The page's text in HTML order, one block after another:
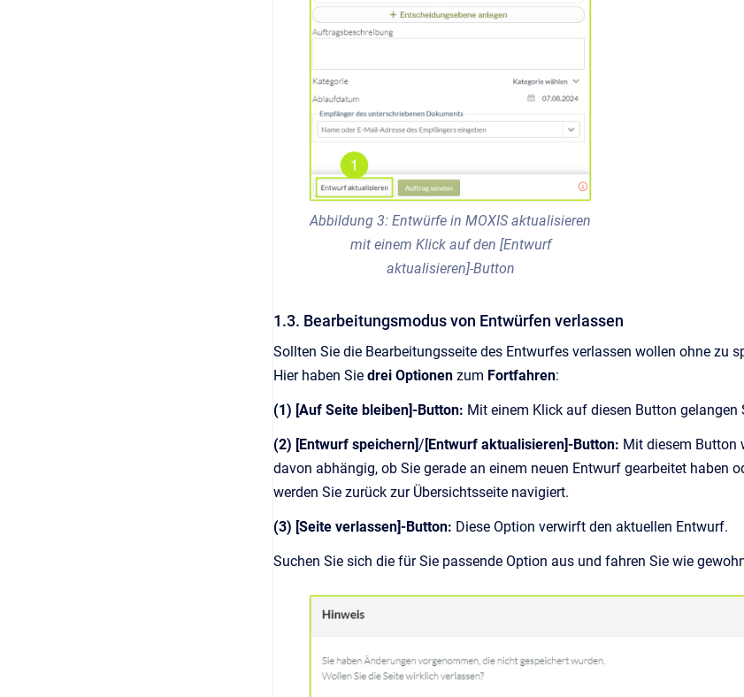
Abbildung 3: Entwürfe in MOXIS aktualisieren
mit einem Klick auf den [Entwurf
aktualisieren]-Button
1.3. Bearbeitungsmodus von Entwürfen verlassen
Sollten Sie die Bearbeitungsseite des Entwurfes verlassen wollen ohne zu
Hier haben Sie drei Optionen zum Fortfahren:
(1) [Auf Seite bleiben]-Button: Mit einem Klick auf diesen Button
(2) [Entwurf speichern]/ [Entwurf aktualisieren]-Button: Mit diesem Button
davon abhängig, ob Sie gerade an einem neuen Entwurf gearbeitet haben
werden Sie zurück zur Übersichtsseite navigiert.
(3) [Seite verlassen]-Button: Diese Option verwirft den aktuellen Entwurf.
Suchen Sie sich die für Sie passende Option aus und fahren Sie wie